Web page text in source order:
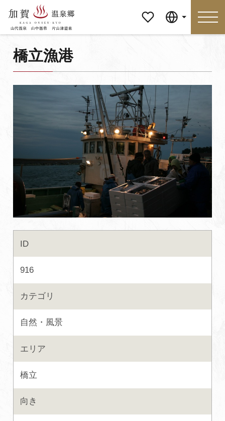
ージ
おすすめの過ごし方
食べる
おみやげ イベント
泊まる アクセス
マイページ
加賀に泊まって！北陸巡り♪
ご当地グルメ
加賀 旅先納税
FAQ
Language
橋立漁港
ID
916
カテゴリ
自然・風景
エリア
橋立
向き